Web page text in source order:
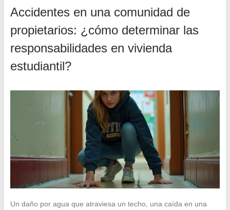
Accidentes en una comunidad de
propietarios: ¿cómo determinar las
responsabilidades en vivienda
estudiantil?
Un daño por agua que atraviesa un techo, una caída en una